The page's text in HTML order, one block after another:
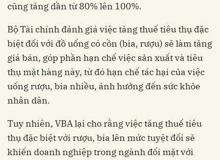
cũng tăng dần từ 80% lên 100%.
Bộ Tài chính đánh giá việc tăng thuế tiêu thụ đặc
biệt đối với đồ uống có cồn (bia, rượu) sẽ làm tăng
giá bán, góp phần hạn chế việc sản xuất và tiêu
thụ mặt hàng này, từ đó hạn chế tác hại của việc
uống rượu, bia nhiều, ảnh hưởng đến sức khỏe
nhân dân.
Tuy nhiên, VBA lại cho rằng việc tăng thuế tiêu
thụ đặc biệt với rượu, bia lên mức tuyệt đối sẽ
khiến doanh nghiệp trong ngành đối mặt với